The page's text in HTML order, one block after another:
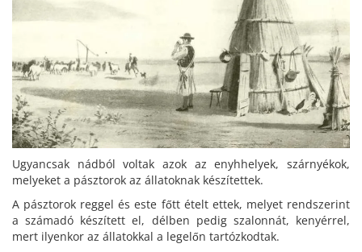
Ugyancsak nádból voltak azok az enyhhelyek, szárnyékok,
melyeket a pásztorok az állatoknak készítettek.
A pásztorok reggel és este főtt ételt ettek, melyet rendszerint
a számadó készített el, délben pedig szalonnát, kenyérrel,
mert ilyenkor az állatokkal a legelőn tartózkodtak.